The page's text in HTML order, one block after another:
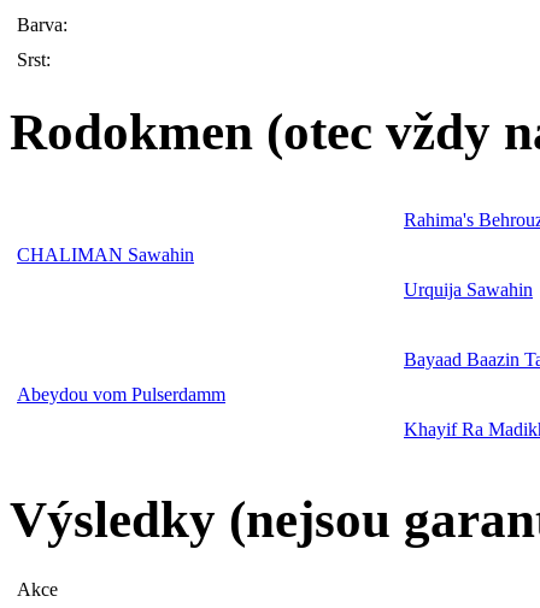
Barva:
Srst:
Rodokmen (otec vždy
CHALIMAN Sawahin
Rahima's
Urquija Sawahin
Abeydou vom Pulserdamm
Bayaad Baazin
Khayif Ra
Výsledky (nejsou
Akce